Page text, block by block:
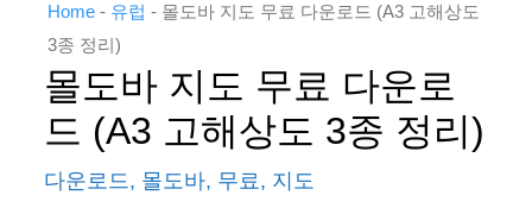
Home - 유럽 - 몰도바 지도 무료 다운로드 (A3 고해상도
3종 정리)
몰도바 지도 무료 다운로
드 (A3 고해상도 3종 정리)
다운로드, 몰도바, 무료, 지도